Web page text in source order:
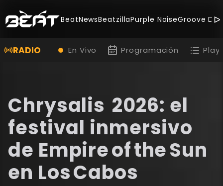
BeatNewsBeatzillaPurple NoiseGroove
RADIO En Vivo Programación
Chrysalis 2026: el
festival inmersivo
de Empire of the Sun
en Los Cabos